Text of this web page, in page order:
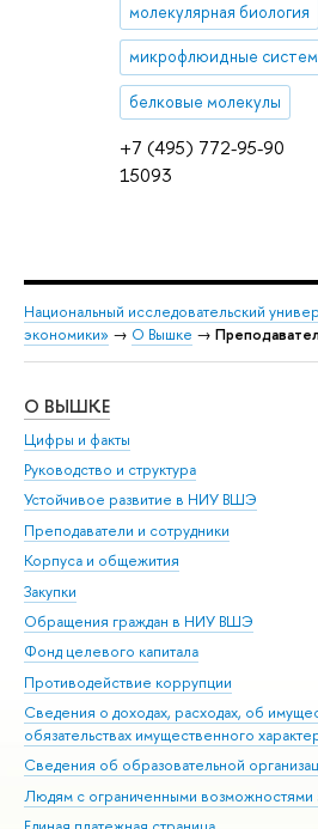
+7 (495) 772-95-90
15093
молекулярная биология
микрофлюидные
белковые молекулы
Национальный исследовательский
экономики» → О Вышке →
О ВЫШКЕ
Цифры и факты
Руководство и структура
Устойчивое развитие в НИУ ВШЭ
Преподаватели и сотрудники
Корпуса и общежития
Закупки
Обращения граждан в НИУ ВШЭ
Фонд целевого капитала
Противодействие коррупции
Сведения о доходах, расходах, об
обязательствах имущественного
Сведения об образовательной
Людям с ограниченными возможностями